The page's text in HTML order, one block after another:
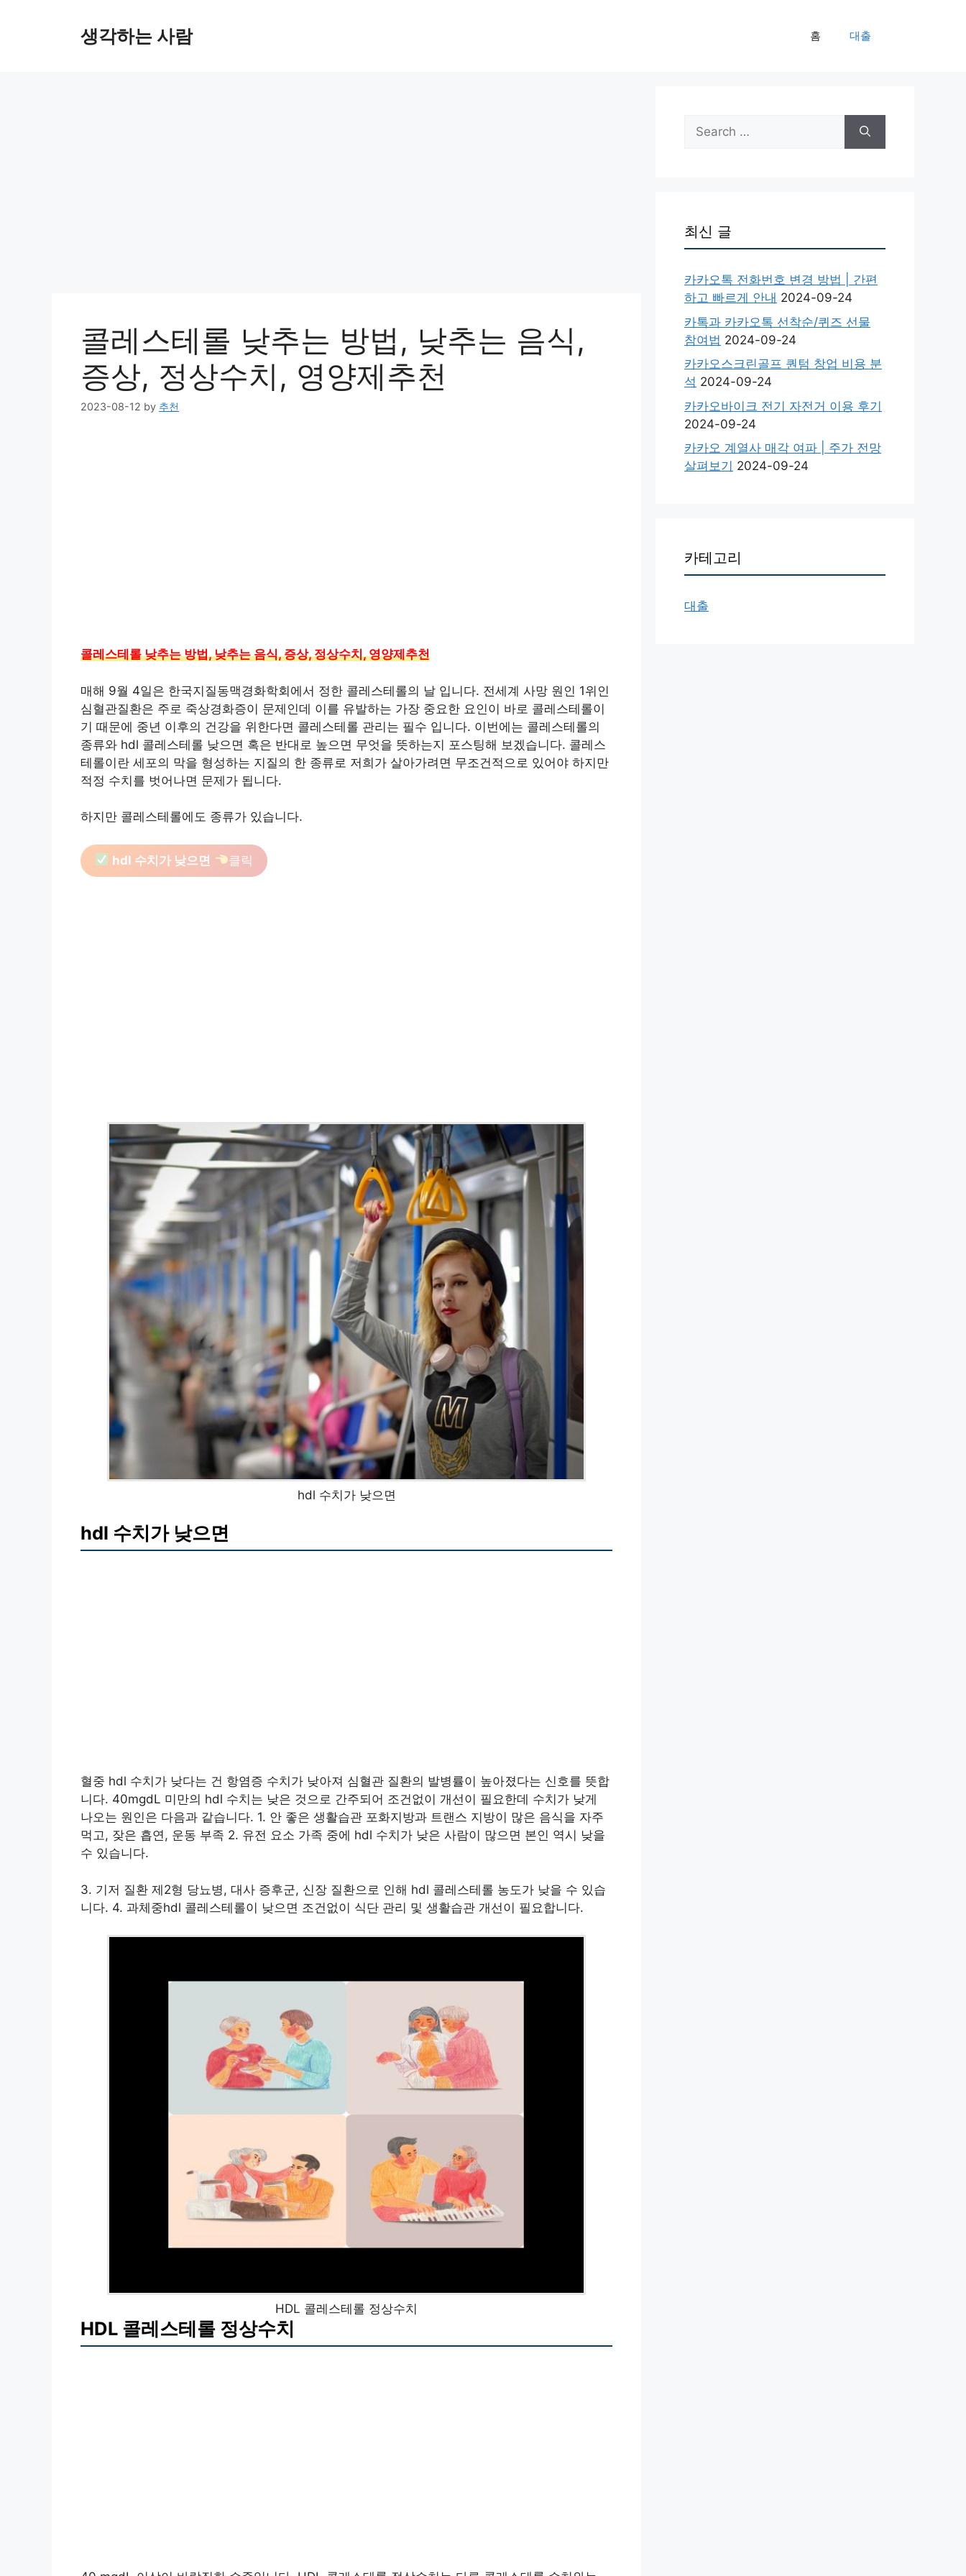
생각하는 사람 홈 대출
콜레스테롤 낮추는 방법, 낮추는 음식,
증상, 정상수치, 영양제추천
2023-08-12 by 추천
콜레스테롤 낮추는 방법, 낮추는 음식, 증상, 정상수치, 영양제추천
매해 9월 4일은 한국지질동맥경화학회에서 정한 콜레스테롤의 날 입니다. 전세계 사망 원인 1위인
심혈관질환은 주로 죽상경화증이 문제인데 이를 유발하는 가장 중요한 요인이 바로 콜레스테롤이
기 때문에 중년 이후의 건강을 위한다면 콜레스테롤 관리는 필수 입니다. 이번에는 콜레스테롤의
종류와 hdl 콜레스테롤 낮으면 혹은 반대로 높으면 무엇을 뜻하는지 포스팅해 보겠습니다. 콜레스
테롤이란 세포의 막을 형성하는 지질의 한 종류로 저희가 살아가려면 무조건적으로 있어야 하지만
적정 수치를 벗어나면 문제가 됩니다.
하지만 콜레스테롤에도 종류가 있습니다.
hdl 수치가 낮으면 클릭
hdl 수치가 낮으면
hdl 수치가 낮으면
혈중 hdl 수치가 낮다는 건 항염증 수치가 낮아져 심혈관 질환의 발병률이 높아졌다는 신호를 뜻합
니다. 40mgdL 미만의 hdl 수치는 낮은 것으로 간주되어 조건없이 개선이 필요한데 수치가 낮게
나오는 원인은 다음과 같습니다. 1. 안 좋은 생활습관 포화지방과 트랜스 지방이 많은 음식을 자주
먹고, 잦은 흡연, 운동 부족 2. 유전 요소 가족 중에 hdl 수치가 낮은 사람이 많으면 본인 역시 낮을
수 있습니다.
3. 기저 질환 제2형 당뇨병, 대사 증후군, 신장 질환으로 인해 hdl 콜레스테롤 농도가 낮을 수 있습
니다. 4. 과체중hdl 콜레스테롤이 낮으면 조건없이 식단 관리 및 생활습관 개선이 필요합니다.
HDL 콜레스테롤 정상수치
HDL 콜레스테롤 정상수치
Search
for:
최신 글
카카오톡 전화번호 변경 방법 | 간편
하고 빠르게 안내 2024-09-24
카톡과 카카오톡 선착순/퀴즈 선물
참여법 2024-09-24
카카오스크린골프 퀀텀 창업 비용 분
석 2024-09-24
카카오바이크 전기 자전거 이용 후기
2024-09-24
카카오 계열사 매각 여파 | 주가 전망
살펴보기 2024-09-24
카테고리
대출